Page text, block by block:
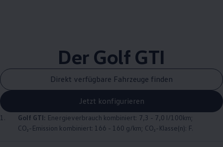
Der Golf GTI
Direkt verfügbare Fahrzeuge finden
Jetzt konfigurieren
1. Golf GTI: Energieverbrauch kombiniert: 7,3 - 7,0 l/100km;
CO₂-Emission kombiniert: 166 - 160 g/km; CO₂-Klasse(n): F.